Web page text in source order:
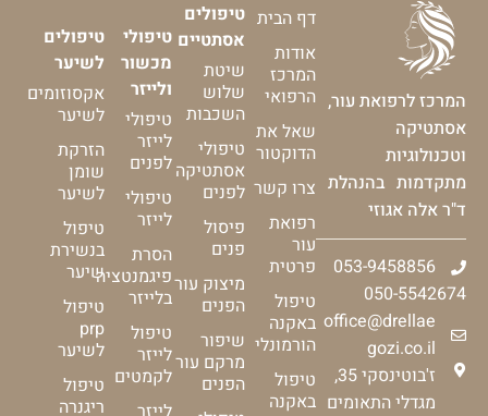
המרכז לרפואת עור,
אסתטיקה
וטכנולוגיות
מתקדמות בהנהלת
ד"ר אלה אגוזי
053-9458856
050-5542674
office@drellae
gozi.co.il
ז'בוטינסקי 35,
מגדלי התאומים
דף הבית
אודות
המרכז
הרפואי
שאל את
הדוקטור
צרו קשר
רפואת
עור
פרטית
טיפול
באקנה
הורמונלי
טיפול
באקנה
טיפולים
אסתטיים
שיטת
שלוש
השכבות
טיפולי
אסתטיקה
לפנים
פיסול
פנים
מיצוק עור
הפנים
שיפור
מרקם עור
הפנים
טיפולי
מכשור
ולייזר
טיפולי
לייזר
לפנים
טיפולי
לייזר
הסרת
פיגמנטציה
בלייזר
טיפול
לייזר
לקמטים
טיפולים
לשיער
אקסוזומים
לשיער
הזרקת
שומן
לשיער
טיפול
בנשירת
שיער
טיפול
prp
לשיער
טיפול
ריגנרה